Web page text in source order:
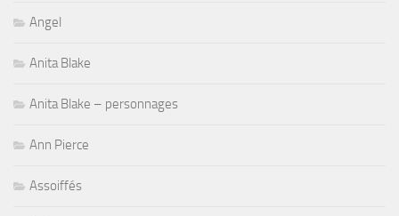
Angel
Anita Blake
Anita Blake – personnages
Ann Pierce
Assoiffés